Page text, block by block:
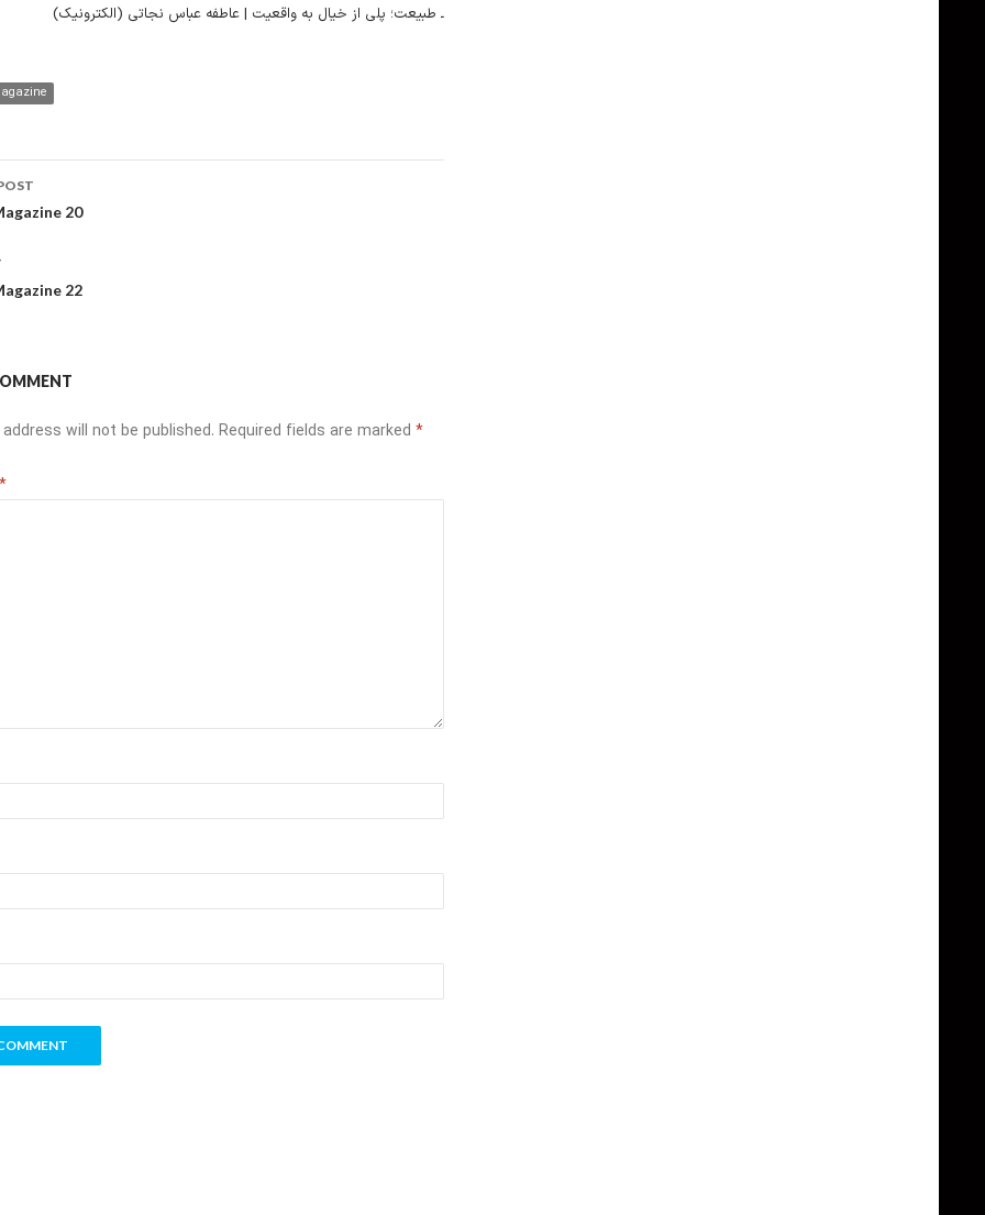
ـ طبیعت؛ پلی از خیال به واقعیت | عاطفه عباس نجاتی (الکترونیک)
20
22
will not be published. Required fields are marked *
*